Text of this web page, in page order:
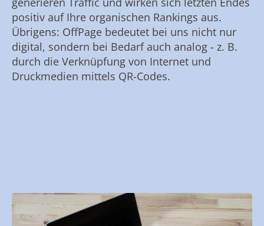
positiv auf Ihre organischen Rankings aus.
Übrigens: OffPage bedeutet bei uns nicht nur
digital, sondern bei Bedarf auch analog - z. B.
durch die Verknüpfung von Internet und
Druckmedien mittels QR-Codes.